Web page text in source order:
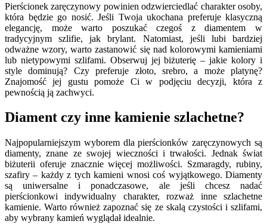
Pierścionek zaręczynowy powinien odzwierciedlać charakter osoby,
która będzie go nosić. Jeśli Twoja ukochana preferuje klasyczną
elegancję, może warto poszukać czegoś z diamentem w
tradycyjnym szlifie, jak brylant. Natomiast, jeśli lubi bardziej
odważne wzory, warto zastanowić się nad kolorowymi kamieniami
lub nietypowymi szlifami. Obserwuj jej biżuterię – jakie kolory i
style dominują? Czy preferuje złoto, srebro, a może platynę?
Znajomość jej gustu pomoże Ci w podjęciu decyzji, która z
pewnością ją zachwyci.
Diament czy inne kamienie szlachetne?
Najpopularniejszym wyborem dla pierścionków zaręczynowych są
diamenty, znane ze swojej wieczności i trwałości. Jednak świat
biżuterii oferuje znacznie więcej możliwości. Szmaragdy, rubiny,
szafiry – każdy z tych kamieni wnosi coś wyjątkowego. Diamenty
są uniwersalne i ponadczasowe, ale jeśli chcesz nadać
pierścionkowi indywidualny charakter, rozważ inne szlachetne
kamienie. Warto również zapoznać się ze skalą czystości i szlifami,
aby wybrany kamień wyglądał idealnie.